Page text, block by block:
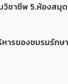
าชีพ 5.ห้องสมุด
งชมรมรักษากา